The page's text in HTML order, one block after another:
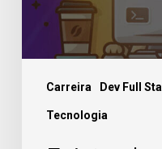
Carreira Dev Full
Tecnologia